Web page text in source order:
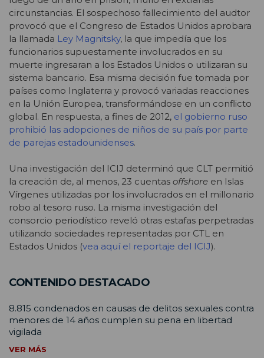
circunstancias. El sospechoso fallecimiento del audtor
provocó que el Congreso de Estados Unidos aprobara
la llamada Ley Magnitsky, la que impedía que los
funcionarios supuestamente involucrados en su
muerte ingresaran a los Estados Unidos o utilizaran su
sistema bancario. Esa misma decisión fue tomada por
países como Inglaterra y provocó variadas reacciones
en la Unión Europea, transformándose en un conflicto
global. En respuesta, a fines de 2012, el gobierno ruso
prohibió las adopciones de niños de su país por parte
de parejas estadounidenses.
Una investigación del ICIJ determinó que CLT permitió
la creación de, al menos, 23 cuentas offshore en Islas
Vírgenes utilizadas por los involucrados en el millonario
robo al tesoro ruso. La misma investigación del
consorcio periodístico reveló otras estafas perpetradas
utilizando sociedades representadas por CTL en
Estados Unidos (vea aquí el reportaje del ICIJ).
CONTENIDO DESTACADO
8.815 condenados en causas de delitos sexuales contra
menores de 14 años cumplen su pena en libertad
vigilada
VER MÁS